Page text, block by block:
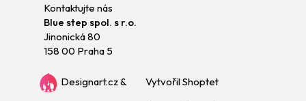
Kontaktujte nás
Blue step spol. s r.o.
Jinonická 80
158 00 Praha 5
Designart.cz& Vytvořil Shoptet